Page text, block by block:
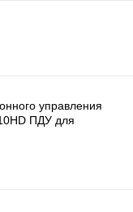
управления
ПДУ для
J1 и 710HD